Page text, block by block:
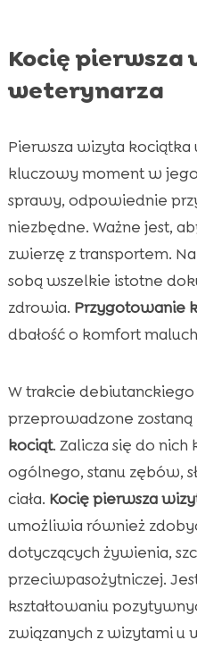
Kocię pierwsza
weterynarza
Pierwsza wizyta
kluczowy moment w
sprawy, odpowiednie
niezbędne. Ważne jest,
zwierzę z transportem.
sobą wszelkie istotne
zdrowia. Przygotowanie
dbałość o komfort
W trakcie
przeprowadzone zostaną
kociąt. Zalicza się do
ogólnego, stanu zębów,
ciała. Kocię pierwsza
umożliwia również
dotyczących żywienia,
przeciwpasożytniczej.
kształtowaniu
związanych z wizytami u